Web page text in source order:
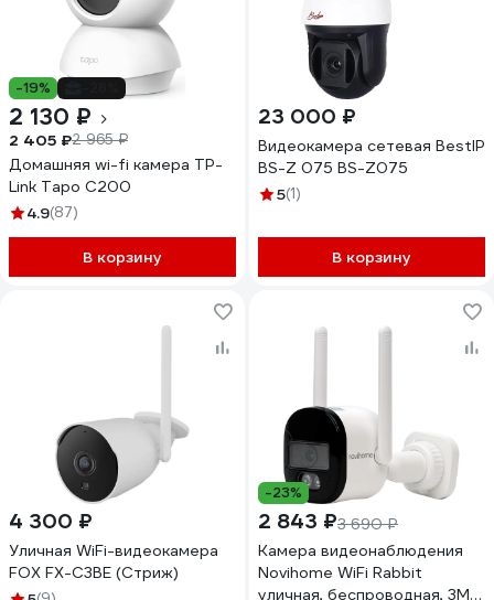
-19%
2 130 ₽
2 405 ₽2 965 ₽
Домашняя wi-fi камера TP-
Link Tapo C200
4.9(87)
В корзину
23 000 ₽
Видеокамера сетевая BestIP
BS-Z 075 BS-Z075
5(1)
В корзину
4 300 ₽
Уличная WiFi-видеокамера
FOX FX-C3BE (Cтриж)
-23%
2 843 ₽3 690 ₽
Камера видеонаблюдения
Novihome WiFi Rabbit
уличная, беспроводная, 3МП